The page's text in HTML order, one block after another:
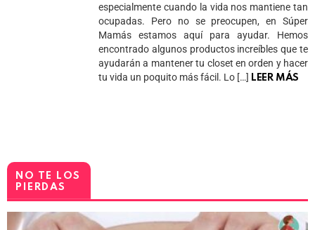
especialmente cuando la vida nos mantiene tan
ocupadas. Pero no se preocupen, en Súper
Mamás estamos aquí para ayudar. Hemos
encontrado algunos productos increíbles que te
ayudarán a mantener tu closet en orden y hacer
tu vida un poquito más fácil. Lo […] LEER MÁS
NO TE LOS
PIERDAS